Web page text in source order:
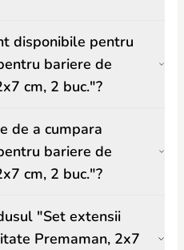
disponibile pentru
bariere de
cm, 2 buc."?
de a cumpara
bariere de
cm, 2 buc."?
"Set extensii
Premaman, 2x7